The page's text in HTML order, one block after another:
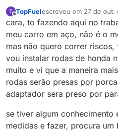
T
Offline
TopFuelescreveu em 27 de out.
última edição por
cara, to fazendo aqui no
meu carro em aço, não é o
mas não quero correr
vou instalar rodas de honda
muito e vi que a maneira
rodas serão presas por
adaptador sera preso por
se tiver algum conhecimento
medidas e fazer, procura